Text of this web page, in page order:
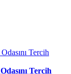
Tercih